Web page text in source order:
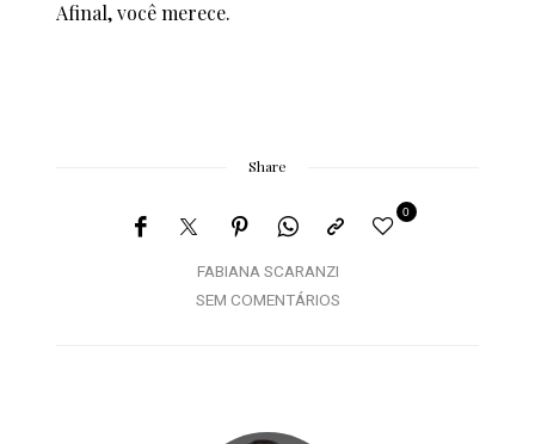
Afinal, você merece.
Share
FABIANA SCARANZI
0
SEM COMENTÁRIOS